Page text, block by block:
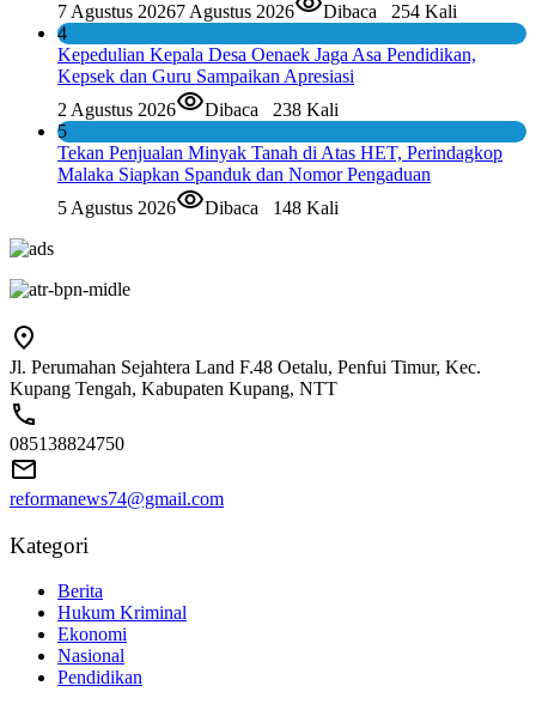
7 Agustus 20267 Agustus 2026 Dibaca 254 Kali
4
Kepedulian Kepala Desa Oenaek Jaga Asa Pendidikan,
Kepsek dan Guru Sampaikan Apresiasi
2 Agustus 2026
Dibaca 238 Kali
5
Tekan Penjualan Minyak Tanah di Atas HET, Perindagkop
Malaka Siapkan Spanduk dan Nomor Pengaduan
5 Agustus 2026
Dibaca 148 Kali
Jl. Perumahan Sejahtera Land F.48 Oetalu, Penfui Timur, Kec.
Kupang Tengah, Kabupaten Kupang, NTT
085138824750
reformanews74@gmail.com
Kategori
Berita
Hukum Kriminal
Ekonomi
Nasional
Pendidikan